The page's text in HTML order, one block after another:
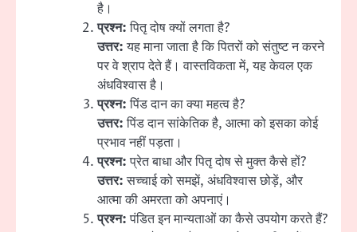
है।
प्रश्न:पितृ दोष क्यों लगता है?
उत्तर:यह माना जाता है कि पितरों को संतुष्ट न करने
पर वे श्राप देते हैं। वास्तविकता में, यह केवल एक
अंधविश्वास है।
प्रश्न:पिंड दान का क्या महत्व है?
उत्तर:पिंड दान सांकेतिक है, आत्मा को इसका कोई
प्रभाव नहीं पड़ता।
प्रश्न:प्रेत बाधा और पितृ दोष से मुक्त कैसे हों?
उत्तर:सच्चाई को समझें, अंधविश्वास छोड़ें, और
आत्मा की अमरता को अपनाएं।
प्रश्न:पंडित इन मान्यताओं का कैसे उपयोग करते हैं?